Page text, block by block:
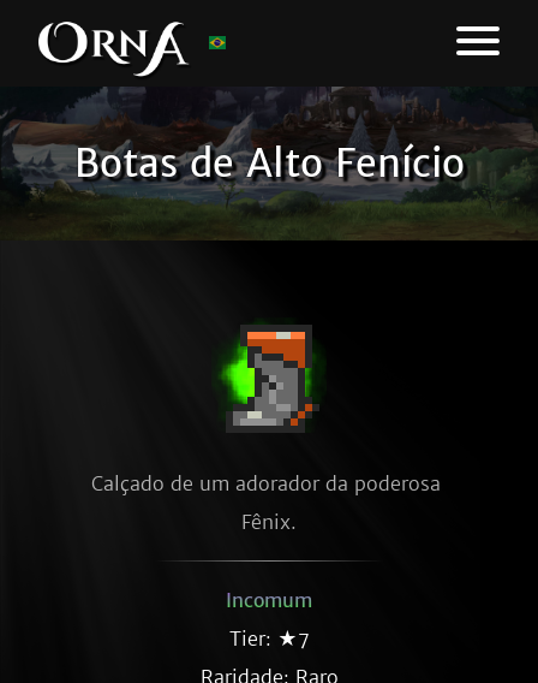
Botas de Alto Fenício
Calçado de um adorador da poderosa
Fênix.
Incomum
Tier: ★7
Raridade: Raro